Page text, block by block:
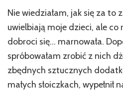
Nie wiedziałam, jak się za to
uwielbiają moje dzieci, ale co
dobroci się… marnowała.
spróbowałam zrobić z nich
zbędnych sztucznych
małych słoiczkach, wypełnił